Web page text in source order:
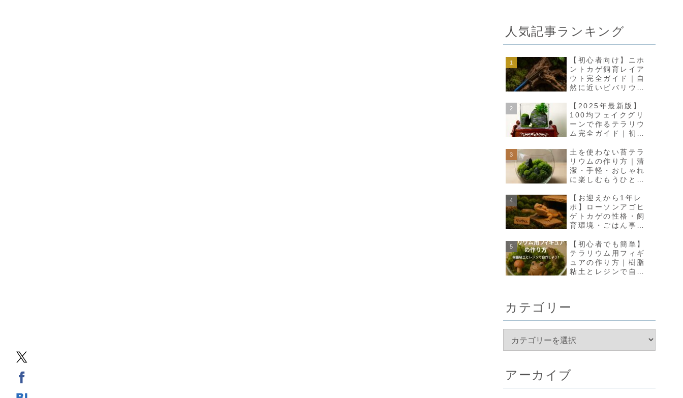
人気記事ランキング
【初心者向け】ニホ
ントカゲ飼育レイア
ウト完全ガイド｜自
然に近いビバリウム
ろう
【2025年最新版】
100均フェイクグリ
ーンで作るテラリウ
ム完全ガイド｜初心
リアに
土を使わない苔テラ
リウムの作り方｜清
潔・手軽・おしゃれ
に楽しむもうひとつ
【お迎えから1年レ
ポ】ローソンアゴヒ
ゲトカゲの性格・飼
育環境・ごはん事情
め【初心者でも簡単】
テラリウム用フィギ
ュアの作り方｜樹脂
粘土とレジンで自作
カテゴリー
アーカイブ